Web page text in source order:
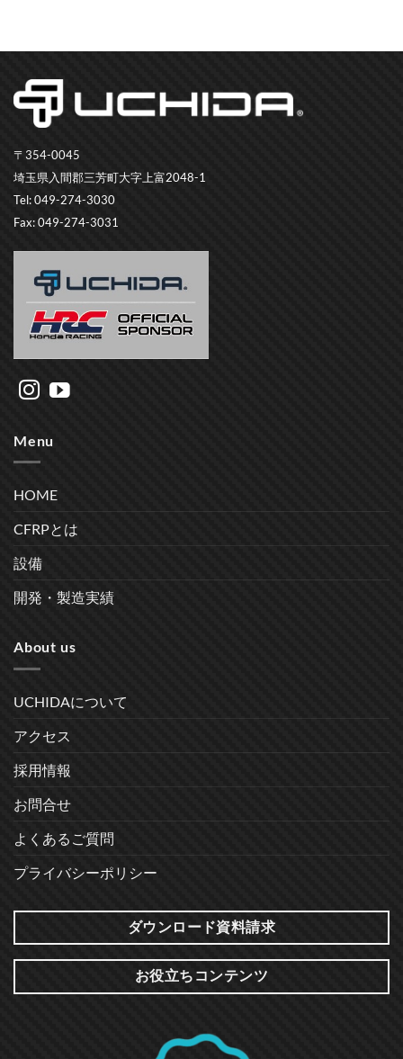
〒354-0045
埼玉県入間郡三芳町大字上富2048-1
Tel: 049-274-3030
Fax: 049-274-3031
Menu
HOME
CFRPとは
設備
開発・製造実績
About us
UCHIDAについて
アクセス
採用情報
お問合せ
よくあるご質問
プライバシーポリシー
ダウンロード資料請求
お役立ちコンテンツ